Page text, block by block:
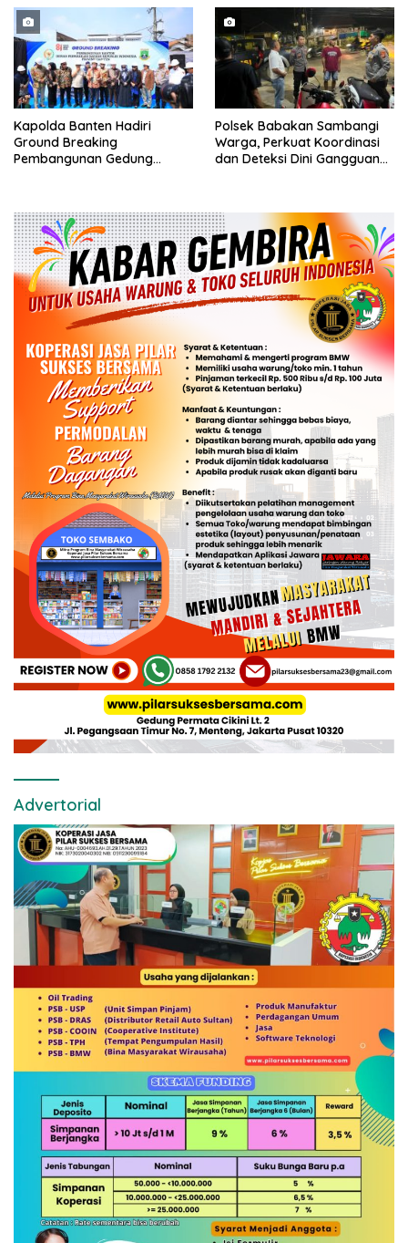
Kapolda Banten Hadiri
Ground Breaking
Pembangunan Gedung
Polsek Babakan Sambangi
Warga, Perkuat Koordinasi
dan Deteksi Dini Gangguan
Advertorial